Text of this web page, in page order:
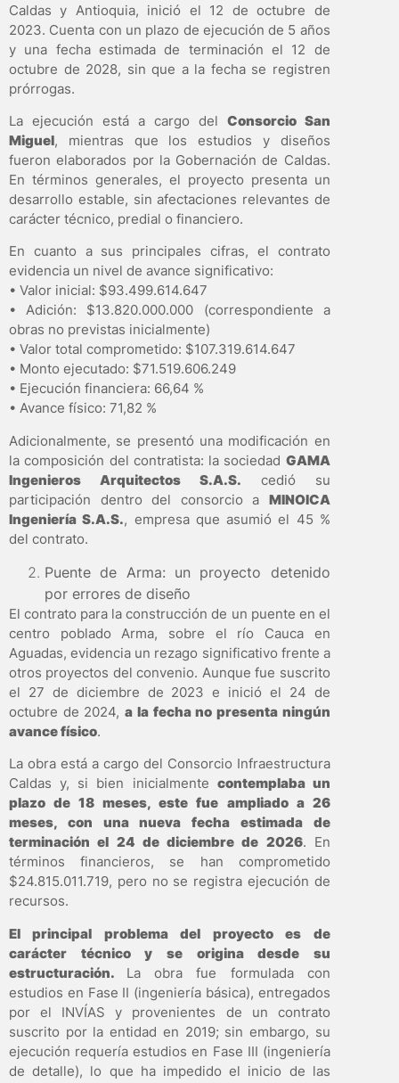
Caldas y Antioquia, inició el 12 de octubre de
2023. Cuenta con un plazo de ejecución de 5 años
y una fecha estimada de terminación el 12 de
octubre de 2028, sin que a la fecha se registren
prórrogas.
La ejecución está a cargo del Consorcio San
Miguel, mientras que los estudios y diseños
fueron elaborados por la Gobernación de Caldas.
En términos generales, el proyecto presenta un
desarrollo estable, sin afectaciones relevantes de
carácter técnico, predial o financiero.
En cuanto a sus principales cifras, el contrato
evidencia un nivel de avance significativo:
• Valor inicial: $93.499.614.647
• Adición: $13.820.000.000 (correspondiente a
obras no previstas inicialmente)
• Valor total comprometido: $107.319.614.647
• Monto ejecutado: $71.519.606.249
• Ejecución financiera: 66,64 %
• Avance físico: 71,82 %
Adicionalmente, se presentó una modificación en
la composición del contratista: la sociedad GAMA
Ingenieros Arquitectos S.A.S. cedió su
participación dentro del consorcio a MINOICA
Ingeniería S.A.S., empresa que asumió el 45 %
del contrato.
Puente de Arma: un proyecto detenido
por errores de diseño
El contrato para la construcción de un puente en el
centro poblado Arma, sobre el río Cauca en
Aguadas, evidencia un rezago significativo frente a
otros proyectos del convenio. Aunque fue suscrito
el 27 de diciembre de 2023 e inició el 24 de
octubre de 2024,a la fecha no presenta ningún
avance físico.
La obra está a cargo del Consorcio Infraestructura
Caldas y, si bien inicialmente contemplaba un
plazo de 18 meses, este fue ampliado a 26
meses, con una nueva fecha estimada de
terminación el 24 de diciembre de 2026. En
términos financieros, se han comprometido
$24.815.011.719, pero no se registra ejecución de
recursos.
El principal problema del proyecto es de
carácter técnico y se origina desde su
estructuración. La obra fue formulada con
estudios en Fase II (ingeniería básica), entregados
por el INVÍAS y provenientes de un contrato
suscrito por la entidad en 2019; sin embargo, su
ejecución requería estudios en Fase III (ingeniería
de detalle), lo que ha impedido el inicio de las